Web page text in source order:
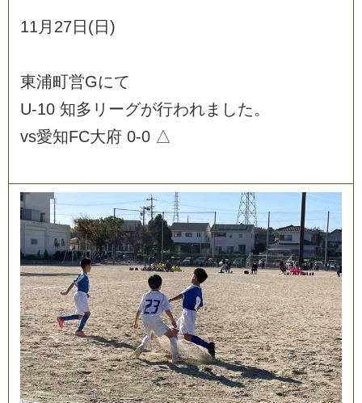
11 月 27日 (日 )
東浦町営Gにて
U-10 知多 リ ーグが行われま した。
vs愛知FC大府 0-0 △